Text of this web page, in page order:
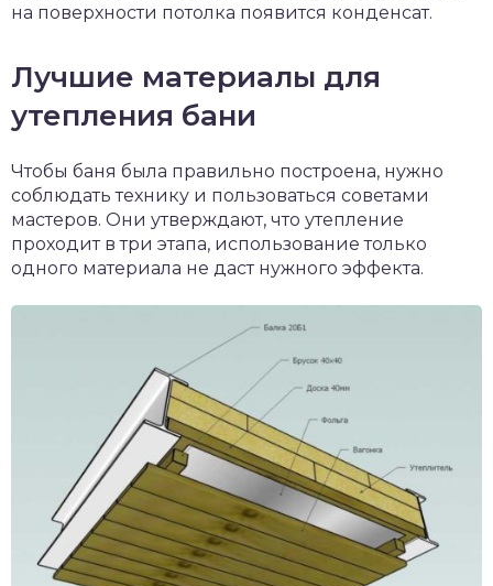
на поверхности потолка появится конденсат.
Лучшие материалы для
утепления бани
Чтобы баня была правильно построена, нужно
соблюдать технику и пользоваться советами
мастеров. Они утверждают, что утепление
проходит в три этапа, использование только
одного материала не даст нужного эффекта.